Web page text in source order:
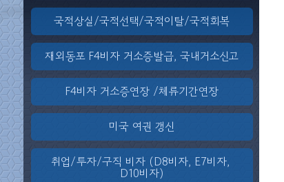
국적상실/국적선택/국적이탈/국적회복
재외동포 F4비자 거소증발급, 국내거소신고
F4비자 거소증연장 /체류기간연장
미국 여권 갱신
취업/투자/구직 비자 (D8비자, E7비자,
D10비자)